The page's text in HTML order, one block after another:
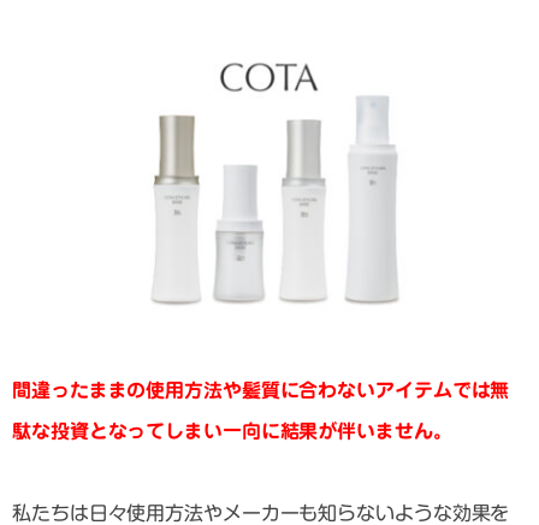
間違ったままの使用方法や髪質に合わないアイテムでは無
駄な投資となってしまい一向に結果が伴いません。
私たちは日々使用方法やメーカーも知らないような効果を